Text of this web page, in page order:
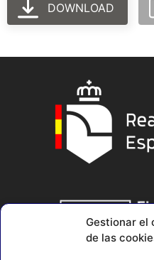
Gestionar el
de las
DOWNLOAD